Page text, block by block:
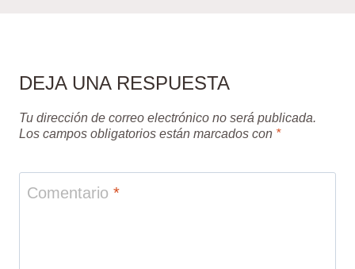
DEJA UNA RESPUESTA
Tu dirección de correo electrónico no será publicada.
Los campos obligatorios están marcados con *
Comentario *